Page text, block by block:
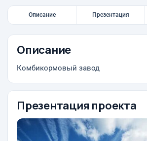
Описание Презентация
Описание
Комбикормовый завод
Презентация проекта